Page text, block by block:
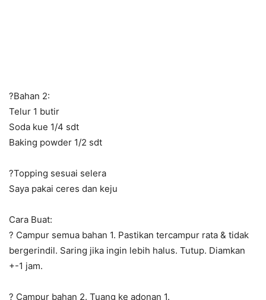
?Bahan 2:
Telur 1 butir
Soda kue 1/4 sdt
Baking powder 1/2 sdt
?Topping sesuai selera
Saya pakai ceres dan keju
Cara Buat:
? Campur semua bahan 1. Pastikan tercampur rata & tidak
bergerindil. Saring jika ingin lebih halus. Tutup. Diamkan
+-1 jam.
? Campur bahan 2. Tuang ke adonan 1.